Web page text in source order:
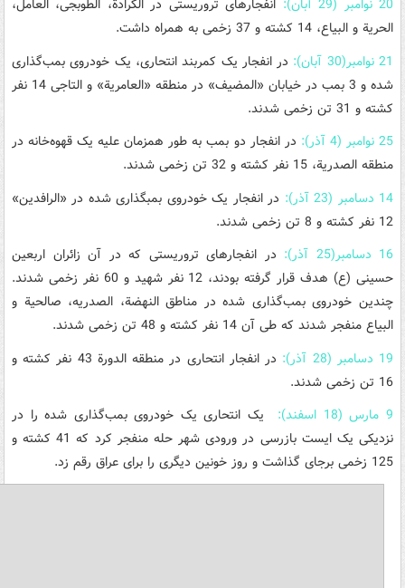
20 نوامبر (29 آبان):
انفجارهای تروریستی در الکرادة، الطوبجی، العامل،
الحریة و البیاع، 14 کشته و 37 زخمی به همراه داشت.
21 نوامبر(30 آبان):
در انفجار یک کمربند انتحاری، یک خودروی بمب‌گذاری
شده و 3 بمب در خیابان «المضیف» در منطقه «العامریة» و التاجی 14 نفر
کشته و 31 تن زخمی شدند.
25 نوامبر (4 آذر):
در انفجار دو بمب به طور همزمان علیه یک قهوه‌خانه در
منطقه الصدریة، 15 نفر کشته و 32 تن زخمی شدند.
14 دسامبر (23 آذر):
در انفجار یک خودروی بمبگذاری شده در «الرافدین»
12 نفر کشته و 8 تن زخمی شدند.
16 دسامبر(25 آذر):
در انفجارهای تروریستی که در آن زائران اربعین
حسینی (ع) هدف قرار گرفته بودند، 12 نفر شهید و 60 نفر زخمی شدند.
چندین خودروی بمب‌گذاری شده در مناطق النهضة، الصدریه، صالحیة و
البیاع منفجر شدند که طی آن 14 نفر کشته و 48 تن زخمی شدند.
19 دسامبر (28 آذر):
در انفجار انتحاری در منطقه الدورة 43 نفر کشته و
16 تن زخمی شدند.
9 مارس (18 اسفند):
یک انتحاری یک خودروی بمب‌گذاری شده را در
نزدیکی یک ایست بازرسی در ورودی شهر حله منفجر کرد که 41 کشته و
125 زخمی برجای گذاشت و روز خونین دیگری را برای عراق رقم زد.